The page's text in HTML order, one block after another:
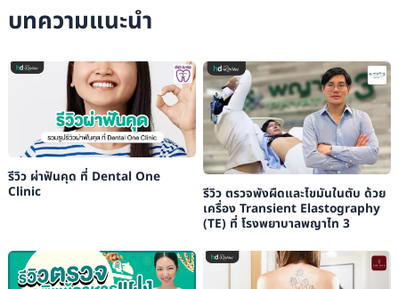
บทความแนะนำ
รีวิว ผ่าฟันคุด ที่ Dental One
Clinic
รีวิว ตรวจพังผืดและไขมันในตับ ด้วย
เครื่อง Transient Elastography
(TE) ที่ โรงพยาบาลพญาไท 3